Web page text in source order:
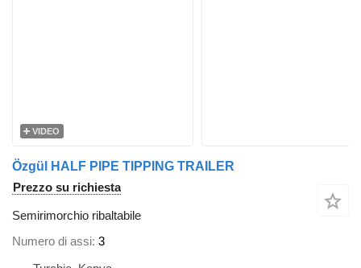
VIDEO
Özgül HALF PIPE TIPPING TRAILER
Prezzo su richiesta
Semirimorchio ribaltabile
Numero di assi 3